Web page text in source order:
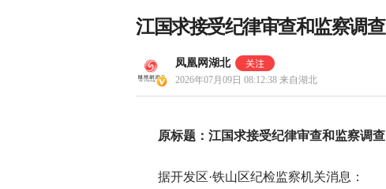
江国求接受纪律审查和监察调查
凤凰网湖北
2026年07月09日 08:12:38 来自湖北
原标题：江国求接受纪律审查和监察调查
据开发区·铁山区纪检监察机关消息：